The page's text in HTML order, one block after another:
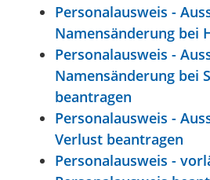
Personalausweis -
Namensänderung bei
Personalausweis -
Namensänderung bei
beantragen
Personalausweis -
Verlust beantragen
Personalausweis -